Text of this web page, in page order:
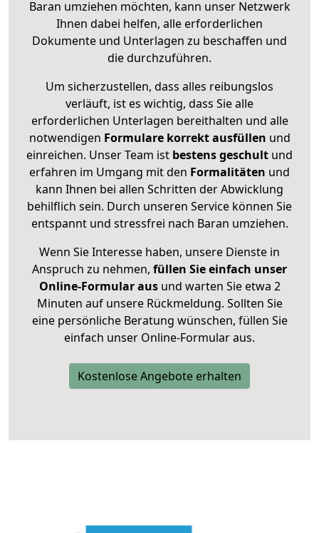
Baran umziehen möchten, kann unser Netzwerk
Ihnen dabei helfen, alle erforderlichen
Dokumente und Unterlagen zu beschaffen und
die durchzuführen.
Um sicherzustellen, dass alles reibungslos
verläuft, ist es wichtig, dass Sie alle
erforderlichen Unterlagen bereithalten und alle
notwendigen Formulare korrekt ausfüllen und
einreichen. Unser Team ist bestens geschult und
erfahren im Umgang mit den Formalitäten und
kann Ihnen bei allen Schritten der Abwicklung
behilflich sein. Durch unseren Service können Sie
entspannt und stressfrei nach Baran umziehen.
Wenn Sie Interesse haben, unsere Dienste in
Anspruch zu nehmen, füllen Sie einfach unser
Online-Formular ausund warten Sie etwa 2
Minuten auf unsere Rückmeldung. Sollten Sie
eine persönliche Beratung wünschen, füllen Sie
einfach unser Online-Formular aus.
Kostenlose Angebote erhalten